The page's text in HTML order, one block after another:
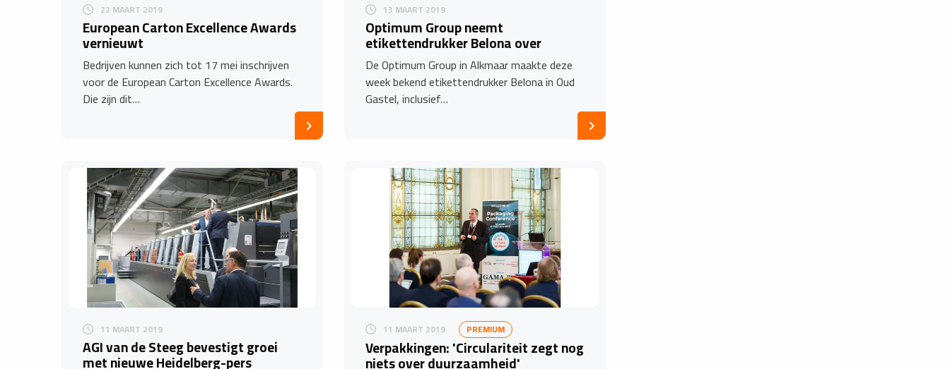
22 MAART 2019
European Carton Excellence Awards
vernieuwt
Bedrijven kunnen zich tot 17 mei inschrijven
voor de European Carton Excellence Awards.
Die zijn dit…
13 MAART 2019
Optimum Group neemt
etikettendrukker Belona over
De Optimum Group in Alkmaar maakte deze
week bekend etikettendrukker Belona in Oud
Gastel, inclusief…
11 MAART 2019
AGI van de Steeg bevestigt groei
met nieuwe Heidelberg-pers
11 MAART 2019 PREMIUM
Verpakkingen: 'Circulariteit zegt nog
niets over duurzaamheid'